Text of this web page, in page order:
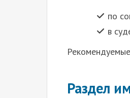
по
в
Раздел